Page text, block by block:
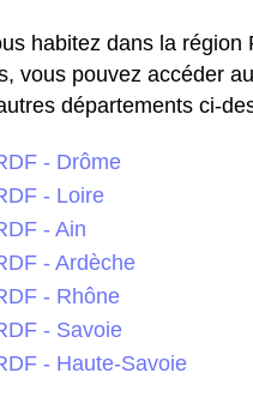
habitez dans la région
vous pouvez accéder
départements ci-
- Drôme
- Loire
- Ain
- Ardèche
- Rhône
- Savoie
- Haute-Savoie